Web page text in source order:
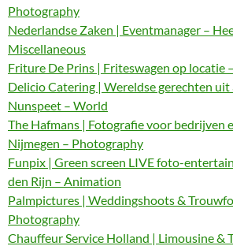
Photography
Nederlandse Zaken | Eventmanager –
Miscellaneous
Friture De Prins | Friteswagen op locatie
Delicio Catering | Wereldse gerechten uit
Nunspeet – World
The Hafmans | Fotografie voor bedrijven
Nijmegen – Photography
Funpix | Green screen LIVE foto-
den Rijn – Animation
Palmpictures | Weddingshoots &
Photography
Chauffeur Service Holland | Limousine &